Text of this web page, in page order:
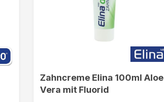
Zahncreme Elina 100ml Aloe
Vera mit Fluorid